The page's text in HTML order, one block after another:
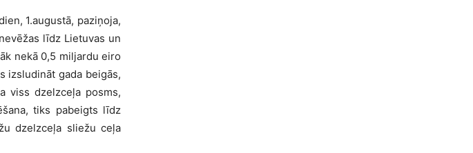
1.augustā, paziņoja,
līdz Lietuvas un
nekā 0,5 miljardu eiro
izsludināt gada beigās,
viss dzelzceļa posms,
tiks pabeigts līdz
dzelzceļa sliežu ceļa